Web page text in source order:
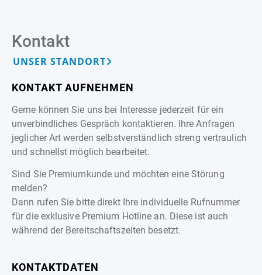
Kontakt
UNSER STANDORT
KONTAKT AUFNEHMEN
Gerne können Sie uns bei Interesse jederzeit für ein
unverbindliches Gespräch kontaktieren. Ihre Anfragen
jeglicher Art werden selbstverständlich streng vertraulich
und schnellst möglich bearbeitet.
Sind Sie Premiumkunde und möchten eine Störung
melden?
Dann rufen Sie bitte direkt Ihre individuelle Rufnummer
für die exklusive Premium Hotline an. Diese ist auch
während der Bereitschaftszeiten besetzt.
KONTAKTDATEN